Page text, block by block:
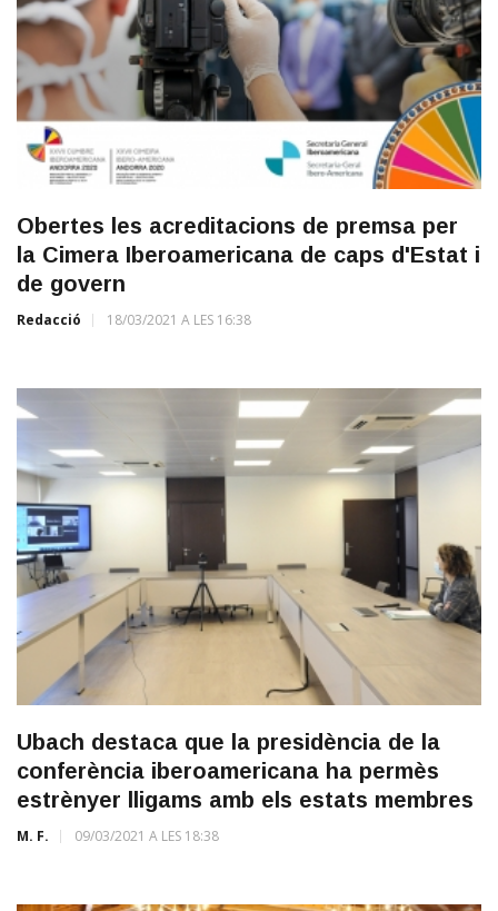
Obertes les acreditacions de premsa per
la Cimera Iberoamericana de caps d'Estat i
de govern
Redacció 18/03/2021 A LES 16:38
Ubach destaca que la presidència de la
conferència iberoamericana ha permès
estrènyer lligams amb els estats membres
M. F. 09/03/2021 A LES 18:38